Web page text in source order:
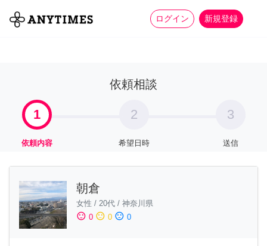
ログイン 新規登録
全て 家事 more_horiz
依頼相談
1
依頼内容
2
希望日時
3
送信
朝倉
女性 / 20代 / 神奈川県
sentiment_satisfied 0 sentiment_neutral 0 sentiment_dissatisfied 0